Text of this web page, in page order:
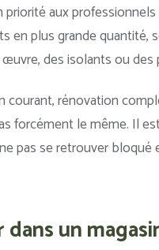
priorité aux
en plus grande
des isolants ou des
rénovation
forcément le même. Il
pas se retrouver bloqué
un